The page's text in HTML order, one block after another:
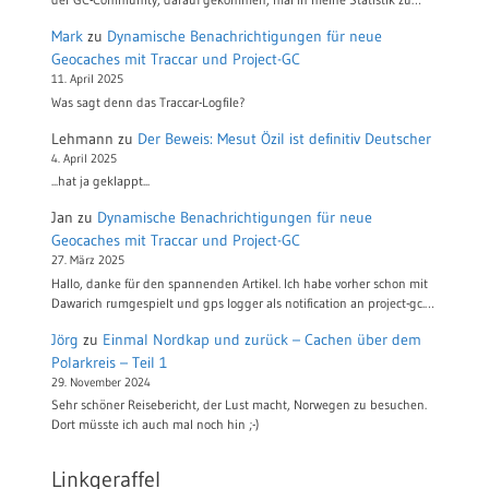
Mark zu Dynamische Benachrichtigungen für neue
Geocaches mit Traccar und Project-GC
11. April 2025
Was sagt denn das Traccar-Logfile?
Lehmann zu Der Beweis: Mesut Özil ist definitiv Deutscher
4. April 2025
...hat ja geklappt...
Jan zu Dynamische Benachrichtigungen für neue
Geocaches mit Traccar und Project-GC
27. März 2025
Hallo, danke für den spannenden Artikel. Ich habe vorher schon mit
Dawarich rumgespielt und gps logger als notification an project-gc.…
Jörg zu Einmal Nordkap und zurück – Cachen über dem
Polarkreis – Teil 1
29. November 2024
Sehr schöner Reisebericht, der Lust macht, Norwegen zu besuchen.
Dort müsste ich auch mal noch hin ;-)
Linkgeraffel